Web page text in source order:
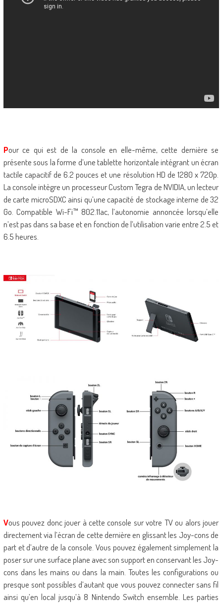
Pour ce qui est de la console en elle-même, cette dernière se
présente sous la forme d’une tablette horizontale intégrant un écran
tactile capacitif de 6.2 pouces et une résolution HD de 1280 x 720p.
La console intègre un processeur Custom Tegra de NVIDIA, un lecteur
de carte microSDXC ainsi qu’une capacité de stockage interne de 32
Go. Compatible Wi-Fi™ 802.11ac, l’autonomie annoncée lorsqu’elle
n’est pas dans sa base et en fonction de l’utilisation varie entre 2.5 et
6.5 heures.
Vous pouvez donc jouer à cette console sur votre TV ou alors jouer
directement via l’écran de cette dernière en glissant les Joy-cons de
part et d’autre de la console. Vous pouvez également simplement la
poser sur une surface plane avec son support en conservant les Joy-
cons dans les mains ou dans la main. Toutes les configurations ou
presque sont possibles d’autant que vous pouvez connecter sans fil
ainsi qu’en local jusqu’à 8 Nintendo Switch ensemble. Les parties